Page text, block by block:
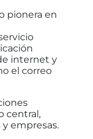
pionera en
internet y
el correo
central,
empresas.